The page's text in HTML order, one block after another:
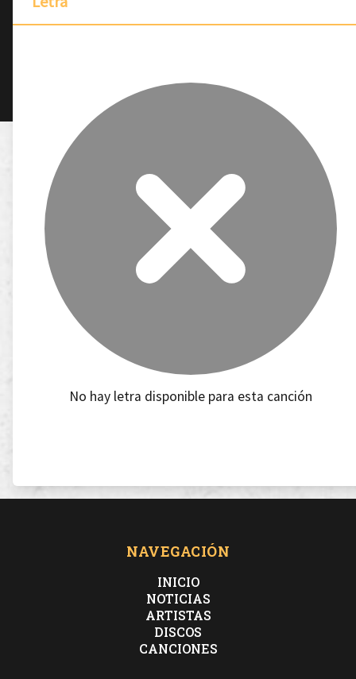
No hay letra disponible para esta canción
NAVEGACIÓN
INICIO
NOTICIAS
ARTISTAS
DISCOS
CANCIONES